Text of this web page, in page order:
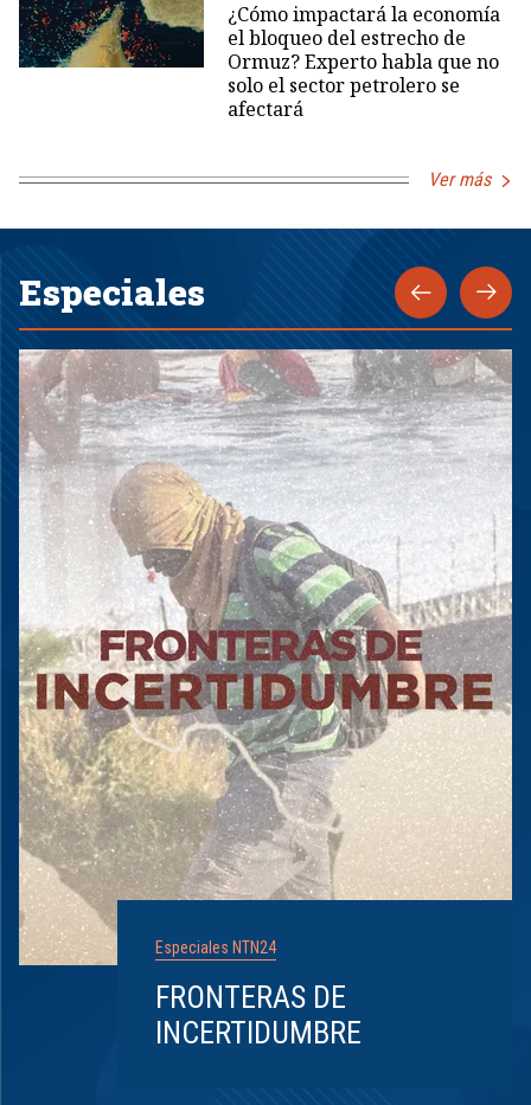
¿Cómo impactará la economía
el bloqueo del estrecho de
Ormuz? Experto habla que no
solo el sector petrolero se
afectará
Ver más
Especiales
Especiales NTN24
FRONTERAS DE
INCERTIDUMBRE